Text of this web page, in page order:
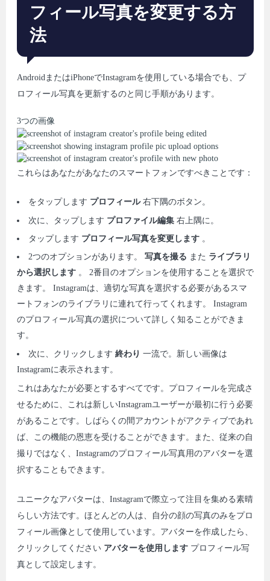
フィール写真を変更する方
法
AndroidまたはiPhoneでInstagramを使用している場合でも、プ
ロフィール写真を更新するのと同じ手順があります。
3つの画像
これらはあなたがあなたのスマートフォンですべきことです：
をタップします プロフィール 右下隅のボタン。
次に、タップします プロファイル編集 右上隅に。
タップします プロフィール写真を変更します 。
2つのオプションがあります。 写真を撮る また ライブラリ
から選択します 。 2番目のオプションを使用することを選択で
きます。 Instagramは、適切な写真を選択する必要があるスマ
ートフォンのライブラリに連れて行ってくれます。 Instagram
のプロフィール写真の選択について詳しく知ることができま
す。
次に、クリックします 終わり 一流で。新しい画像は
Instagramに表示されます。
これはあなたが必要とするすべてです。プロフィールを完成さ
せるために、これは新しいInstagramユーザーが最初に行う必要
があることです。しばらくの間アカウントがアクティブであれ
ば、この機能の恩恵を受けることができます。また、従来の自
撮りではなく、Instagramのプロフィール写真用のアバターを選
択することもできます。
ユニークなアバターは、Instagramで際立って注目を集める素晴
らしい方法です。ほとんどの人は、自分の顔の写真のみをプロ
フィール画像として使用しています。アバターを作成したら、
クリックしてください アバターを使用します プロフィール写
真として設定します。